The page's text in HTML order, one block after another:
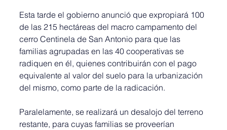
Esta tarde el gobierno anunció que expropiará 100
de las 215 hectáreas del macro campamento del
cerro Centinela de San Antonio para que las
familias agrupadas en las 40 cooperativas se
radiquen en él, quienes contribuirán con el pago
equivalente al valor del suelo para la urbanización
del mismo, como parte de la radicación.
Paralelamente, se realizará un desalojo del terreno
restante, para cuyas familias se proveerían